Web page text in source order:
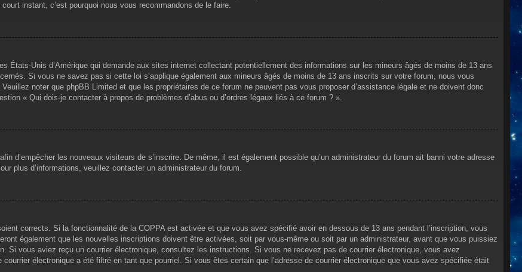
court instant, c’est pourquoi nous vous recommandons de le faire.
États-Unis d’Amérique qui demande aux sites internet collectant potentiellement des informations sur les mineurs âgés de moins de 13 ans
Si vous ne savez pas si cette loi s’applique également aux mineurs âgés de moins de 13 ans inscrits sur votre forum, nous vous
noter que phpBB Limited et que les propriétaires de ce forum ne peuvent pas vous proposer d’assistance légale et ne doivent donc
« Qui dois-je contacter à propos de problèmes d’abus ou d’ordres légaux liés à ce forum ? ».
d’empêcher les nouveaux visiteurs de s’inscrire. De même, il est également possible qu’un administrateur du forum ait banni votre adresse
plus d’informations, veuillez contacter un administrateur du forum.
corrects. Si la fonctionnalité de la COPPA est activée et que vous avez spécifié avoir en dessous de 13 ans pendant l’inscription, vous
également que les nouvelles inscriptions doivent être activées, soit par vous-même ou soit par un administrateur, avant que vous puissiez
Si vous aviez reçu un courrier électronique, consultez les instructions. Si vous ne recevez pas de courrier électronique, vous avez
électronique a été filtré en tant que pourriel. Si vous êtes certain que l’adresse de courrier électronique que vous avez spécifiée était